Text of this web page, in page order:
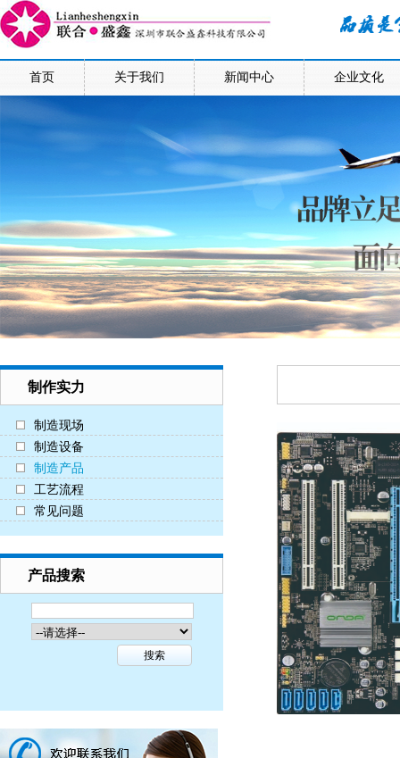
首页 关于我们 新闻中心 企业文化
制作实力
制造现场
制造设备
制造产品
工艺流程
常见问题
产品搜索